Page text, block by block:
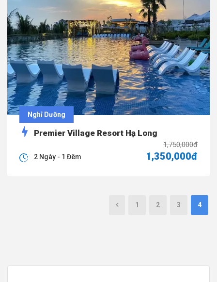
Nghỉ Dưỡng
Premier Village Resort Hạ Long
1,750,000đ
1,350,000đ
2 Ngày - 1 Đêm
1 2 3 4